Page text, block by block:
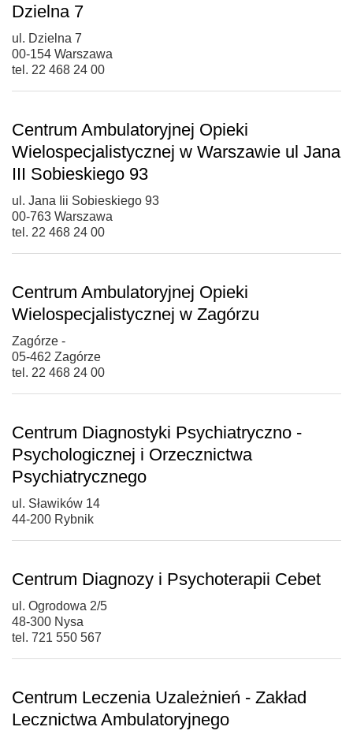
Dzielna 7
ul. Dzielna 7
00-154 Warszawa
tel. 22 468 24 00
Centrum Ambulatoryjnej Opieki
Wielospecjalistycznej w Warszawie ul Jana
III Sobieskiego 93
ul. Jana Iii Sobieskiego 93
00-763 Warszawa
tel. 22 468 24 00
Centrum Ambulatoryjnej Opieki
Wielospecjalistycznej w Zagórzu
Zagórze -
05-462 Zagórze
tel. 22 468 24 00
Centrum Diagnostyki Psychiatryczno -
Psychologicznej i Orzecznictwa
Psychiatrycznego
ul. Sławików 14
44-200 Rybnik
Centrum Diagnozy i Psychoterapii Cebet
ul. Ogrodowa 2/5
48-300 Nysa
tel. 721 550 567
Centrum Leczenia Uzależnień - Zakład
Lecznictwa Ambulatoryjnego